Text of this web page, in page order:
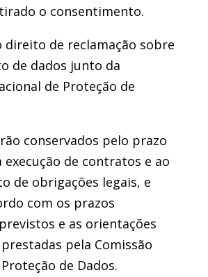
o consentimento.
direito de reclamação sobre
de dados junto da
de Proteção de
conservados pelo prazo
execução de contratos e ao
de obrigações legais, e
com os prazos
e as orientações
pela Comissão
de Dados.